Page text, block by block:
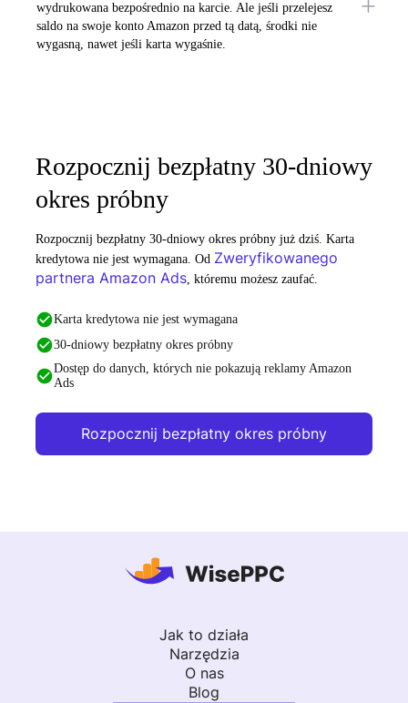
wydrukowana bezpośrednio na karcie. Ale jeśli przelejesz
saldo na swoje konto Amazon przed tą datą, środki nie
wygasną, nawet jeśli karta wygaśnie.
Rozpocznij bezpłatny 30-dniowy
okres próbny
Rozpocznij bezpłatny 30-dniowy okres próbny już dziś. Karta
kredytowa nie jest wymagana. Od Zweryfikowanego
partnera Amazon Ads, któremu możesz zaufać.
Karta kredytowa nie jest wymagana
30-dniowy bezpłatny okres próbny
Dostęp do danych, których nie pokazują reklamy Amazon
Ads
Rozpocznij bezpłatny okres próbny
Jak to działa
Narzędzia
O nas
Blog